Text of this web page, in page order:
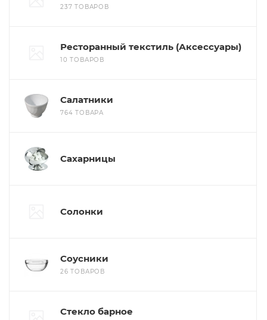
237 ТОВАРОВ
Ресторанный текстиль (Аксессуары)
10 ТОВАРОВ
Салатники
764 ТОВАРА
Сахарницы
Солонки
Соусники
26 ТОВАРОВ
Стекло барное